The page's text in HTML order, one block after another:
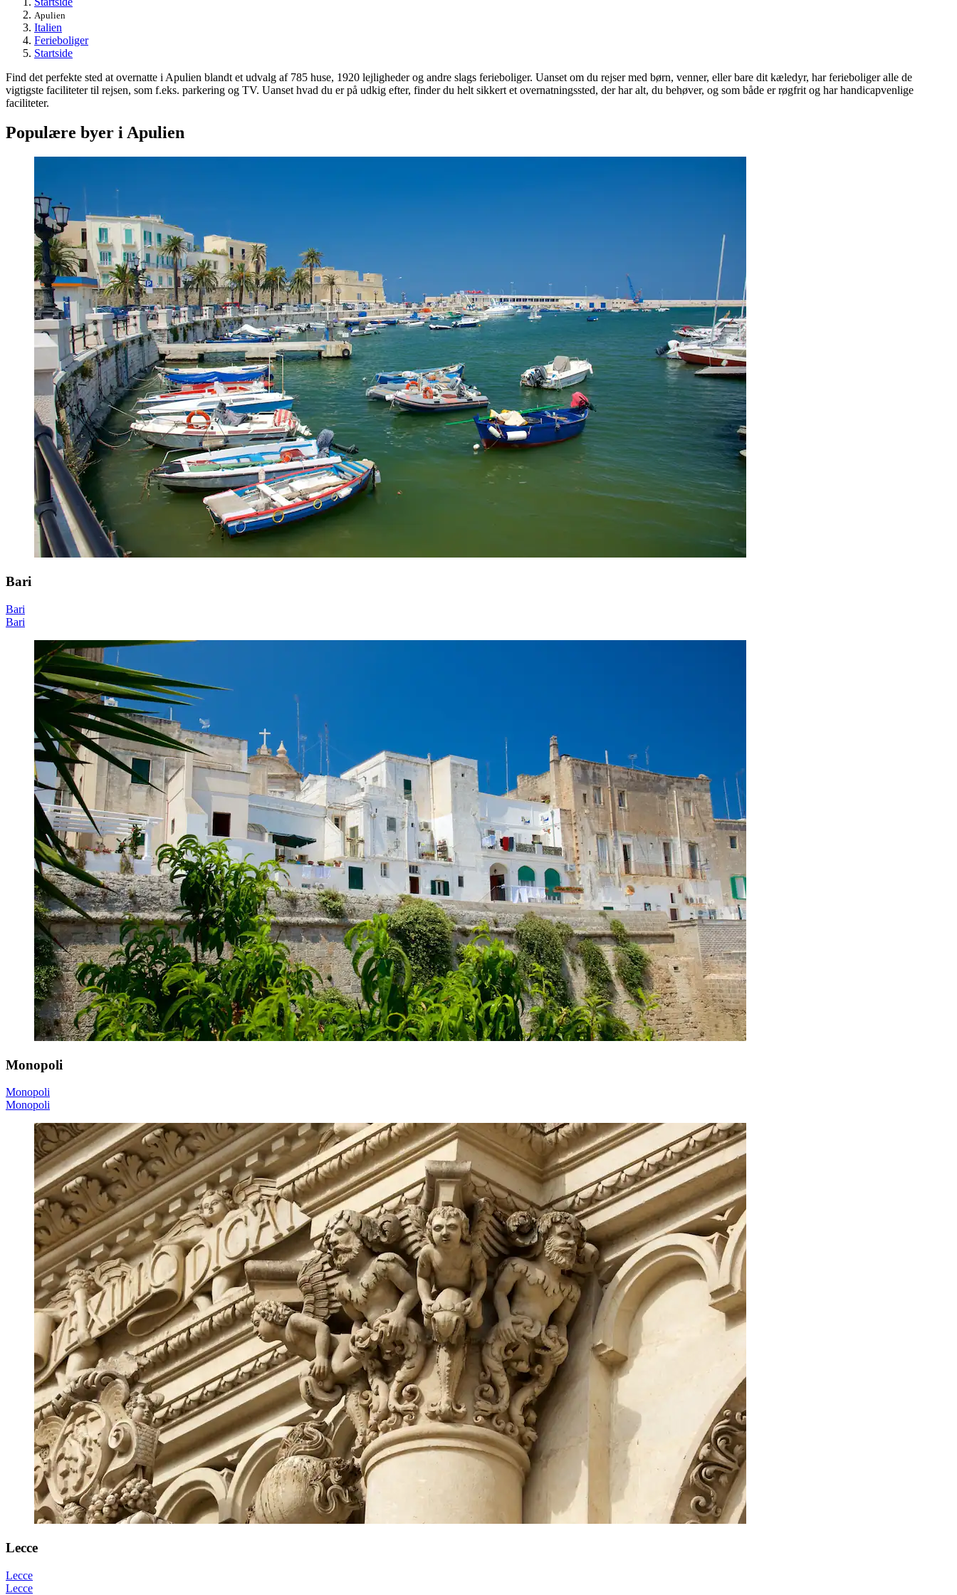
Apulien
Italien
Ferieboliger
Startside
Find det perfekte sted at overnatte i Apulien blandt et udvalg af 785 huse, 1920 lejligheder og andre slags ferieboliger. Uanset om du rejser med børn, venner, eller bare dit kæledyr, har ferieboliger alle de
vigtigste faciliteter til rejsen, som f.eks. parkering og TV. Uanset hvad du er på udkig efter, finder du helt sikkert et overnatningssted, der har alt, du behøver, og som både er røgfrit og har handicapvenlige
faciliteter.
Populære byer i Apulien
Bari
Bari
Bari
Monopoli
Monopoli
Monopoli
Lecce
Lecce
Lecce